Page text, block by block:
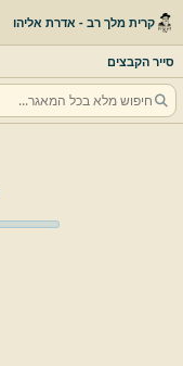
קרית מלך רב - אדרת אליהו
סייר הקבצים